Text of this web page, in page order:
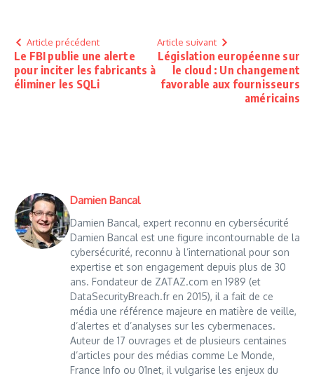
Article précédent
Le FBI publie une alerte
pour inciter les fabricants à
éliminer les SQLi
Article suivant
Législation européenne sur
le cloud : Un changement
favorable aux fournisseurs
américains
Damien Bancal
Damien Bancal, expert reconnu en cybersécurité
Damien Bancal est une figure incontournable de la
cybersécurité, reconnu à l’international pour son
expertise et son engagement depuis plus de 30
ans. Fondateur de ZATAZ.com en 1989 (et
DataSecurityBreach.fr en 2015), il a fait de ce
média une référence majeure en matière de veille,
d’alertes et d’analyses sur les cybermenaces.
Auteur de 17 ouvrages et de plusieurs centaines
d’articles pour des médias comme Le Monde,
France Info ou 01net, il vulgarise les enjeux du